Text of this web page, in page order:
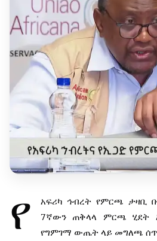
የ አፍሪካ ኅብረት የምርጫ ታዛቢ
7ኛውን ጠቅላላ ምርጫ ሂደት
የግምገማ ውጤት ላይ መግለጫ